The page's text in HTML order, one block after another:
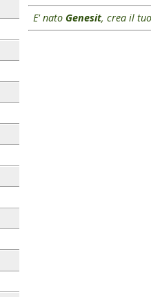
E' nato Genesit, crea il